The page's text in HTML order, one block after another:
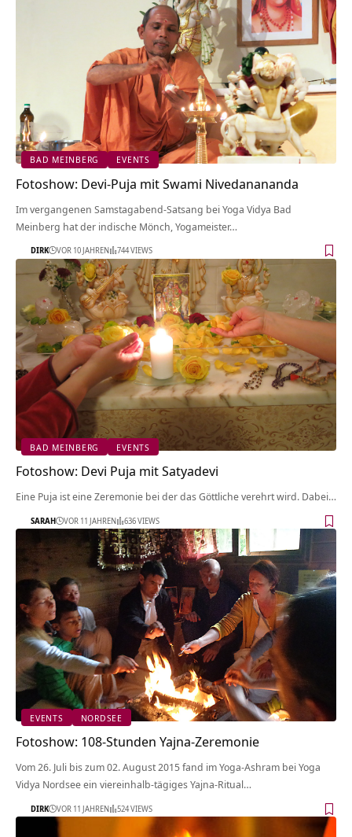
BAD MEINBERG EVENTS
Fotoshow: Devi-Puja mit Swami Nivedanananda
Im vergangenen Samstagabend-Satsang bei Yoga Vidya Bad
Meinberg hat der indische Mönch, Yogameister…
DIRK VOR 10 JAHREN 744 VIEWS
BAD MEINBERG EVENTS
Fotoshow: Devi Puja mit Satyadevi
Eine Puja ist eine Zeremonie bei der das Göttliche verehrt wird. Dabei…
SARAH VOR 11 JAHREN 636 VIEWS
EVENTS NORDSEE
Fotoshow: 108-Stunden Yajna-Zeremonie
Vom 26. Juli bis zum 02. August 2015 fand im Yoga-Ashram bei Yoga
Vidya Nordsee ein viereinhalb-tägiges Yajna-Ritual…
DIRK VOR 11 JAHREN 524 VIEWS